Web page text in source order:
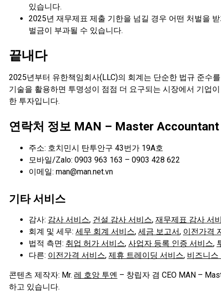
있습니다.
2025년 재무제표 제출 기한을 넘길 경우 어떤 처벌을
벌금이 부과될 수 있습니다.
끝내다
2025년부터 유한책임회사(LLC)의 회계는 단순한 법규 준수
기술을 활용하면 투명성이 점점 더 요구되는 시장에서 기업
한 투자입니다.
연락처 정보 MAN – Master
주소: 호치민시 탄투안구 43번가 19A호
모바일/Zalo: 0903 963 163 – 0903 428 622
이메일: man@man.net.vn
기타 서비스
감사: 감사 서비스, 건설 감사 서비스, 재무제표 감사 서
회계 및 세무: 세무 회계 서비스, 세금 보고서, 이전가격
법적 측면: 취업 허가 서비스, 사업자 등록 인증 서비스,
다른: 이전가격 서비스, 제휴 트레이딩 서비스, 비즈니스
콘텐츠 제작자: Mr. 레 호앙 투옌 – 창립자 겸 CEO MAN –
하고 있습니다.